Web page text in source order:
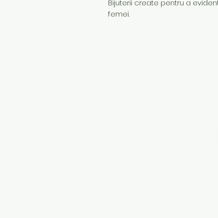
Bijuterii create pentru a
femei.